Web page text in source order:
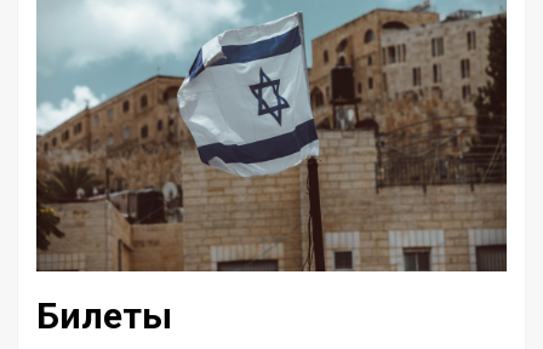
Билеты